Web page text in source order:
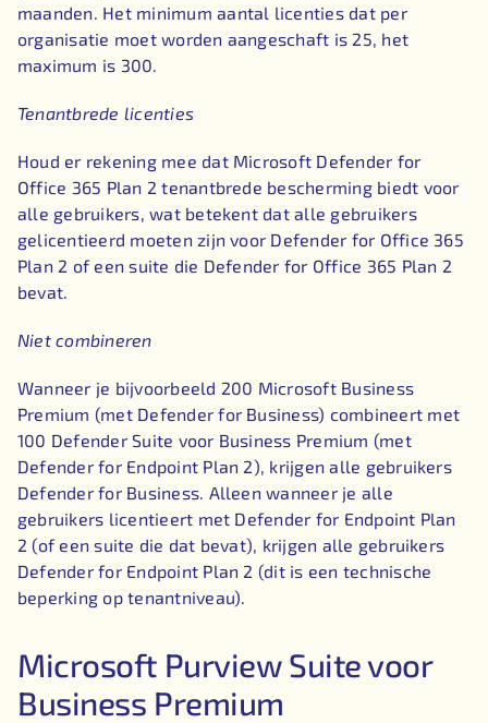
maanden. Het minimum aantal licenties dat per
organisatie moet worden aangeschaft is 25, het
maximum is 300.
Tenantbrede licenties
Houd er rekening mee dat Microsoft Defender for
Office 365 Plan 2 tenantbrede bescherming biedt voor
alle gebruikers, wat betekent dat alle gebruikers
gelicentieerd moeten zijn voor Defender for Office 365
Plan 2 of een suite die Defender for Office 365 Plan 2
bevat.
Niet combineren
Wanneer je bijvoorbeeld 200 Microsoft Business
Premium (met Defender for Business) combineert met
100 Defender Suite voor Business Premium (met
Defender for Endpoint Plan 2), krijgen alle gebruikers
Defender for Business. Alleen wanneer je alle
gebruikers licentieert met Defender for Endpoint Plan
2 (of een suite die dat bevat), krijgen alle gebruikers
Defender for Endpoint Plan 2 (dit is een technische
beperking op tenantniveau).
Microsoft Purview Suite voor
Business Premium